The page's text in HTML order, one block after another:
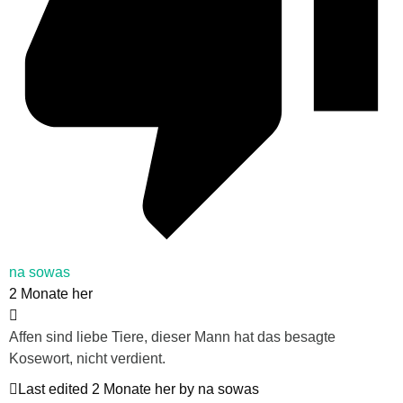
na sowas
2 Monate her
Affen sind liebe Tiere, dieser Mann hat das besagte
Kosewort, nicht verdient.
Last edited 2 Monate her by na sowas